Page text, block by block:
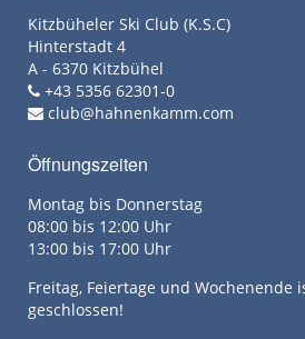
Kitzbüheler Ski Club (K.S.C)
Hinterstadt 4
A - 6370 Kitzbühel
+43 5356 62301-0
club@hahnenkamm.com
Öffnungszeiten
Montag bis Donnerstag
08:00 bis 12:00 Uhr
13:00 bis 17:00 Uhr
Freitag, Feiertage und Wochenende
geschlossen!